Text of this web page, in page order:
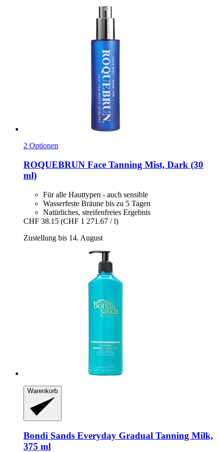
2 Optionen
ROQUEBRUN Face Tanning Mist, Dark (30
ml)
Für alle Hauttypen - auch sensible
Wasserfeste Bräune bis zu 5 Tagen
Natürliches, streifenfreies Ergebnis
CHF 38.15 (CHF 1 271.67 / l)
Zustellung bis 14. August
Warenkorb
Bondi Sands Everyday Gradual Tanning Milk,
375 ml